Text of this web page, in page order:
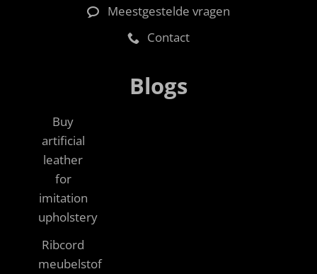
Meestgestelde vragen
Contact
Blogs
Buy
artificial
leather
for
imitation
upholstery
Ribcord
meubelstof